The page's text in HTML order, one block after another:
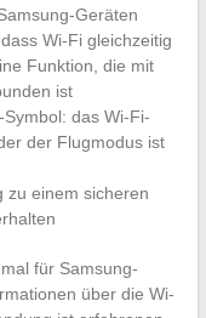
Geräten
Wi-Fi gleichzeitig
Funktion, die mit
ist
das Wi-Fi-
der Flugmodus ist
zu einem sicheren
für Samsung-
über die Wi-